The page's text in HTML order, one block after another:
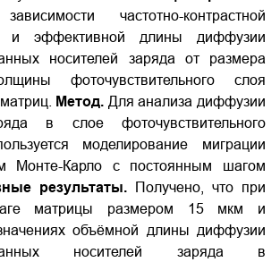
частотно-контрастной
и эффективной длины диффузии
носителей заряда от размера
фоточувствительного слоя
Метод. Для анализа диффузии
в слое фоточувствительного
моделирование миграции
Монте-Карло с постоянным шагом
результаты. Получено, что при
матрицы размером 15 мкм и
объёмной длины диффузии
носителей заряда в